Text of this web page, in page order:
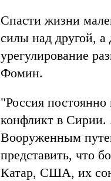
Спасти жизни
силы над другой,
урегулирование
Фомин.
"Россия постоянно
конфликт в Сирии.
Вооруженным
представить, что
Катар, США, их